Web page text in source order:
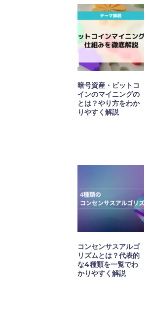
暗号資産・ビットコ
インのマイニングの
とは？やり方をわか
りやすく解説
コンセンサスアルゴ
リズムとは？代表的
な4種類を一覧でわ
かりやすく解説